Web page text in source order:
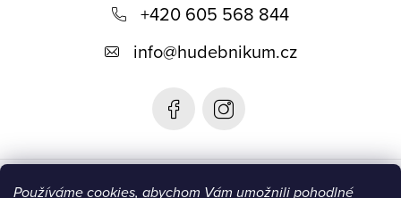
Používáme cookies, abychom Vám umožnili pohodlné
+420 605 568 844
info@hudebnikum.cz
Informace